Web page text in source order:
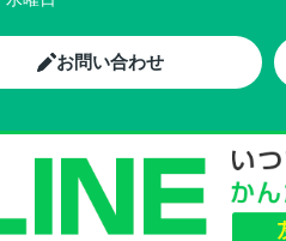
お問い合わせ